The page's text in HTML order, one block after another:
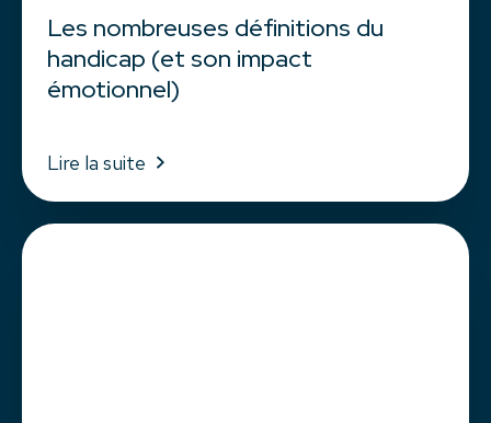
Les nombreuses définitions du
handicap (et son impact
émotionnel)
Lire la suite